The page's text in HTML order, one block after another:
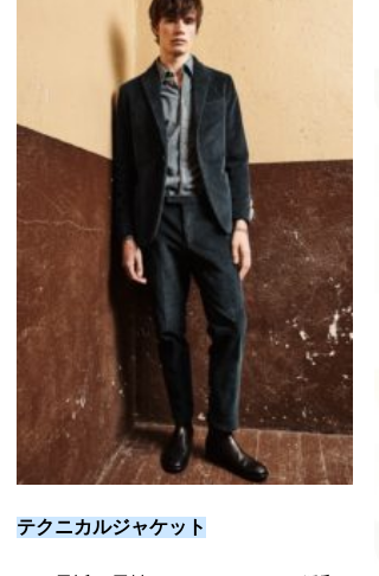
テクニカルジャケット